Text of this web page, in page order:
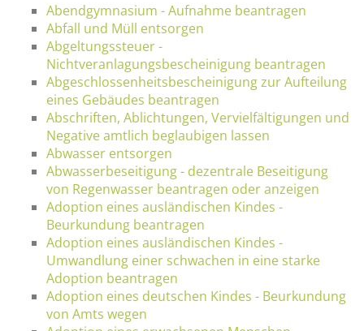
Abendgymnasium - Aufnahme beantragen
Abfall und Müll entsorgen
Abgeltungssteuer -
Nichtveranlagungsbescheinigung beantragen
Abgeschlossenheitsbescheinigung zur Aufteilung
eines Gebäudes beantragen
Abschriften, Ablichtungen, Vervielfältigungen und
Negative amtlich beglaubigen lassen
Abwasser entsorgen
Abwasserbeseitigung - dezentrale Beseitigung
von Regenwasser beantragen oder anzeigen
Adoption eines ausländischen Kindes -
Beurkundung beantragen
Adoption eines ausländischen Kindes -
Umwandlung einer schwachen in eine starke
Adoption beantragen
Adoption eines deutschen Kindes - Beurkundung
von Amts wegen